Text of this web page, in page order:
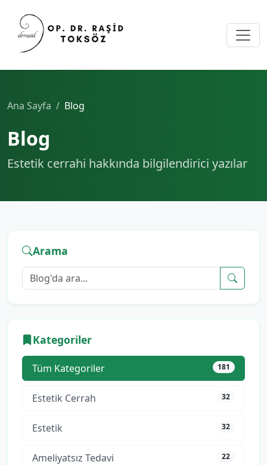
Ana Sayfa Blog
Blog
Estetik cerrahi hakkında bilgilendirici yazılar
Arama
Kategoriler
Tüm Kategoriler 181
Estetik Cerrah 32
Estetik 32
Ameliyatsız Tedavi 22